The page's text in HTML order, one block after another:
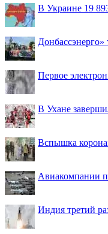
В Украине 19
Первое
В Ухане
Вспышка
Авиакомпании
Индия третий